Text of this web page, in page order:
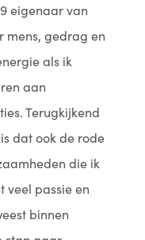
eigenaar van
mens, gedrag en
als ik
aan
Terugkijkend
dat ook de rode
die ik
veel passie en
binnen